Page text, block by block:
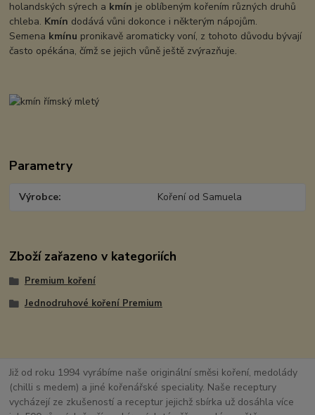
holandských sýrech a kmín je oblíbeným kořením různých druhů
chleba. Kmín dodává vůni dokonce i některým nápojům.
Semena kmínu pronikavě aromaticky voní, z tohoto důvodu bývají
často opékána, čímž se jejich vůně ještě zvýrazňuje.
Parametry
Výrobce Koření od Samuela
Zboží zařazeno v kategoriích
Premium koření
Jednodruhové koření Premium
Již od roku 1994 vyrábíme naše originální směsi koření, medolády
(chilli s medem) a jiné kořenářské speciality. Naše receptury
vycházejí ze zkušeností a receptur jejichž sbírka už dosáhla více